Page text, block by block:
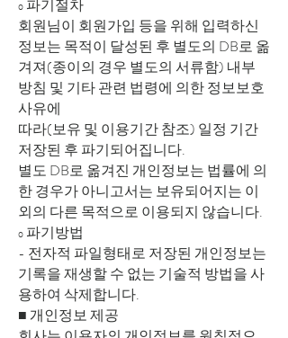
ο 파기절차
회원님이 회원가입 등을 위해 입력하신
정보는 목적이 달성된 후 별도의 DB로 옮
겨져(종이의 경우 별도의 서류함) 내부
방침 및 기타 관련 법령에 의한 정보보호
사유에
따라(보유 및 이용기간 참조) 일정 기간
저장된 후 파기되어집니다.
별도 DB로 옮겨진 개인정보는 법률에 의
한 경우가 아니고서는 보유되어지는 이
외의 다른 목적으로 이용되지 않습니다.
ο 파기방법
- 전자적 파일형태로 저장된 개인정보는
기록을 재생할 수 없는 기술적 방법을 사
용하여 삭제합니다.
■ 개인정보 제공